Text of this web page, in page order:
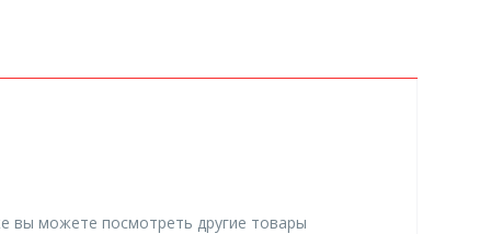
вы можете посмотреть другие товары